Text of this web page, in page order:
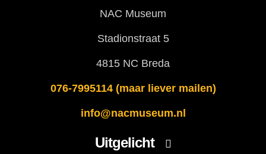
NAC Museum
Stadionstraat 5
4815 NC Breda
076-7995114 (maar liever mailen)
info@nacmuseum.nl
Uitgelicht